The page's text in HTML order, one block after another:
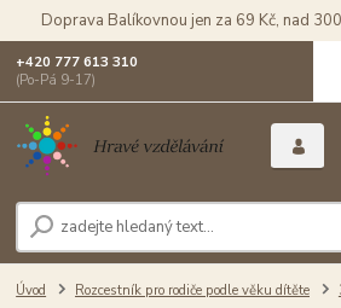
Doprava Balíkovnou jen za 69 Kč, nad
+420 777 613 310
(Po-Pá 9-17)
Úvod Rozcestník pro rodiče podle věku dítěte